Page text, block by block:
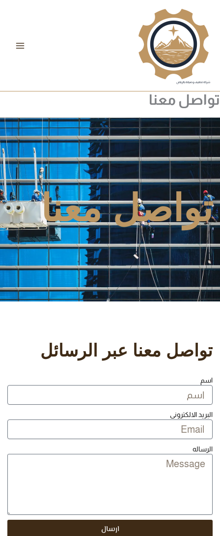
المحتوى
شركة تنظيف وصيانة بالرياض
تواصل معنا
تواصل معنا
تواصل معنا عبر الرسائل
اسم
البريد الالكترونى
الرساله
ارسال